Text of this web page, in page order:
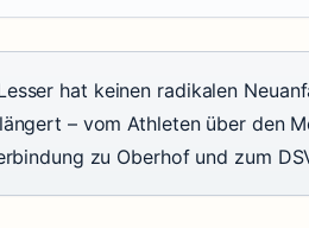
hat keinen radikalen
– vom Athleten über den
zu Oberhof und zum